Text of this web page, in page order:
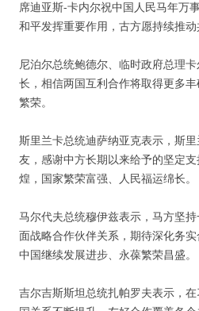
席迪亚斯-卡内尔祝中国人民马年万
和平发挥重要作用，古方愿持续推动
尼泊尔总统鲍德尔、临时政府总理
长，相信两国互利合作将取得更多
繁荣。
斯里兰卡总统迪萨纳亚克表示，斯
友，感谢中方长期以来给予的坚定
煌，国家繁荣富强、人民福运绵长。
马尔代夫总统穆伊兹表示，马方坚
面战略合作伙伴关系，期待深化务
中国继续发展进步、永葆繁荣昌盛。
吉尔吉斯斯坦总统扎帕罗夫表示，